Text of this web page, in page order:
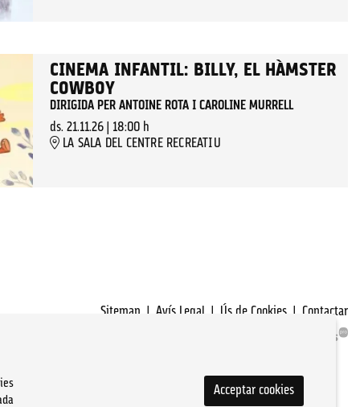
CINEMA INFANTIL: BILLY, EL HÀMSTER
COWBOY
DIRIGIDA PER ANTOINE ROTA I CAROLINE MURRELL
ds. 21.11.26| 18:00 h
LA SALA DEL CENTRE RECREATIU
Sitemap | Avís Legal | Ús de Cookies | Contactar
Acceptar cookies